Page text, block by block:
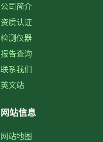
公司简介
资质认证
检测仪器
报告查询
联系我们
英文站
网站信息
网站地图